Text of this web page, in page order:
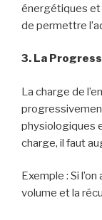
énergétiques et
de permettre
3. La
La charge de
physiologiques
charge, il faut
Exemple : Si
volume et la